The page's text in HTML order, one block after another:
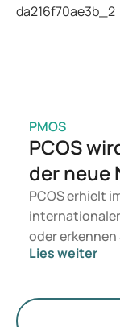
PMOS
PCOS
der neue
PCOS erhielt
oder erkennen
passen?
Hormone, den
Lies weiter